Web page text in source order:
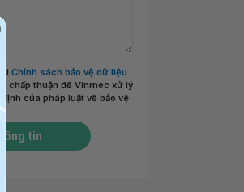
Chính sách bảo vệ dữ liệu
và chấp thuận để Vinmec xử lý
định của pháp luật về bảo vệ
tin